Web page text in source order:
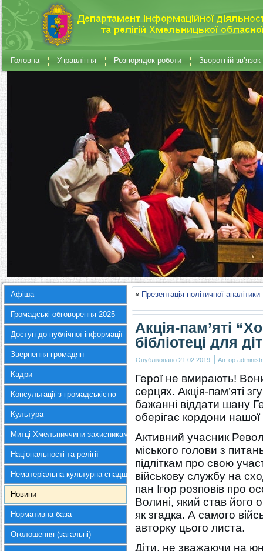
Головна Управління Розпорядок роботи Зворотній зв’язок
Афіша
Громадські обговорення 2025
Доступ до публічної інформації
Звернення громадян
Кадри
Консультації з громадськістю
Культура
Митці Хмельниччини захисникам України
Національності та релігії
Нематеріальна культурна спадщина
Новини
Нормативна база
Оголошення (загальні)
« Презентація політичної
Акція-пам’яті
бібліотеці для
Опубліковано 21.02.2019 | Автор
Герої не вмирають!
серцях. Акція-пам’яті
бажанні віддати шану
оберігає кордони
Активний учасник
міського голови з
підліткам про cвою
військову службу на
пан Ігор розповів про
Волині, який став його
як згадка. А самого
авторку цього листа.
Діти, не зважаючи на